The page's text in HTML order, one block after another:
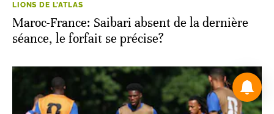
LIONS DE L'ATLAS
Maroc-France: Saibari absent de la dernière
séance, le forfait se précise?